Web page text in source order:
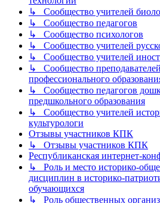
↳ Сообщество учителей
↳ Сообщество педагогов
↳ Сообщество психологов
↳ Сообщество учителей
↳ Сообщество учителей
↳ Сообщество
профессионального
↳ Сообщество педагогов
предшкольного образования
↳ Сообщество учителей
культурологи
Отзывы участников КПК
↳ Отзывы участников КПК
Республиканская интернет-
↳ Роль и место историко-
дисциплин в историко-
обучающихся
↳ Роль общественных